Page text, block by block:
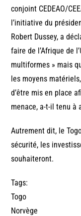
conjoint CEDEAO/
l’initiative du
Robert Dussey, a
faire de l’Afrique de
multiformes » mais
les moyens
d’être mis en place
menace, a-t-il tenu à
Autrement dit, le
sécurité, les
souhaiteront.
Tags:
Togo
Norvège